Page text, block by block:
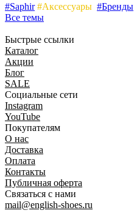
#Saphir #Аксессуары #Бренды
Все темы
Быстрые ссылки
Каталог
Акции
Блог
SALE
Социальные сети
Instagram
YouTube
Покупателям
O нас
Доставка
Оплата
Контакты
Публичная оферта
Связаться с нами
mail@english-shoes.ru